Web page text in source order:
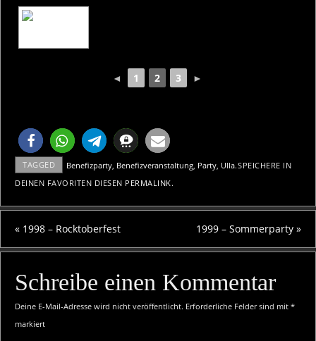
◄ 1 2 3 ►
TAGGED Benefizparty, Benefizveranstaltung, Party, Ulla.SPEICHERE IN
DEINEN FAVORITEN DIESEN PERMALINK.
« 1998 – Rocktoberfest 1999 – Sommerparty »
Schreibe einen Kommentar
Deine E-Mail-Adresse wird nicht veröffentlicht. Erforderliche Felder sind mit*
markiert